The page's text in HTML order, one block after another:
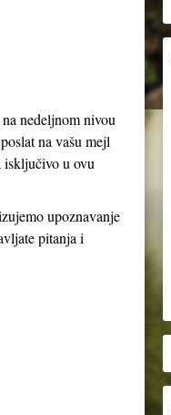
nedeljnom nivou
na vašu mejl
isključivo u ovu
upoznavanje
pitanja i